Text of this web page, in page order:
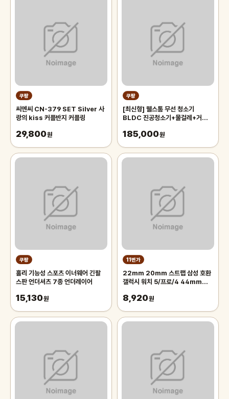
쿠팡
씨엔씨 CN-379 SET Silver 사
랑의 kiss 커플반지 커플링
29,800원
쿠팡
[최신형] 웰스톰 무선 청소기
BLDC 진공청소기+물걸레+거치대
소기 VC-150, vc150
185,000원
쿠팡
홀리 기능성 스포츠 이너웨어 긴팔
스판 언더셔츠 7종 언더레이어
15,130원
11번가
22mm 20mm 스트랩 삼성 호환
갤럭시 워치 5/프로/4 44mm
츠 팔찌 4 46mm 42
8,920원